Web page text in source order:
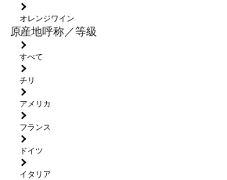
オレンジワイン
原産地呼称／等級
すべて
チリ
アメリカ
フランス
ドイツ
イタリア